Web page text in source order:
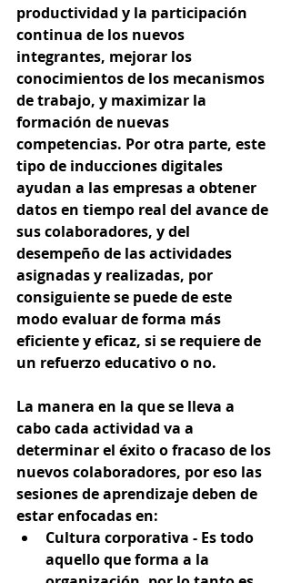
productividad y la participación
continua de los nuevos
integrantes, mejorar los
conocimientos de los mecanismos
de trabajo, y maximizar la
formación de nuevas
competencias. Por otra parte, este
tipo de inducciones digitales
ayudan a las empresas a obtener
datos en tiempo real del avance de
sus colaboradores, y del
desempeño de las actividades
asignadas y realizadas, por
consiguiente se puede de este
modo evaluar de forma más
eficiente y eficaz, si se requiere de
un refuerzo educativo o no.
La manera en la que se lleva a
cabo cada actividad va a
determinar el éxito o fracaso de los
nuevos colaboradores, por eso las
sesiones de aprendizaje deben de
estar enfocadas en:
Cultura corporativa - Es todo
aquello que forma a la